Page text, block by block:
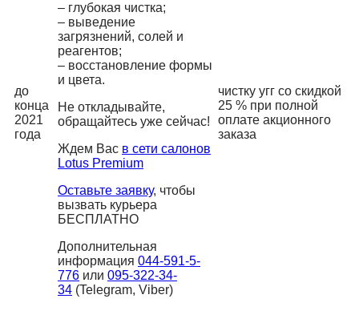
до
конца
2021
года
– глубокая чистка;
– выведение
загрязнений, солей и
реагентов;
– восстановление формы
и цвета.
Не откладывайте,
обращайтесь уже сейчас!
Ждем Вас в сети салонов
Lotus Premium
Оставьте заявку, чтобы
вызвать курьера
БЕСПЛАТНО
Дополнительная
информация 044-591-5-
776 или 095-322-34-
34 (Telegram, Viber)
чистку угг со скидкой
25 % при полной
оплате акционного
заказа